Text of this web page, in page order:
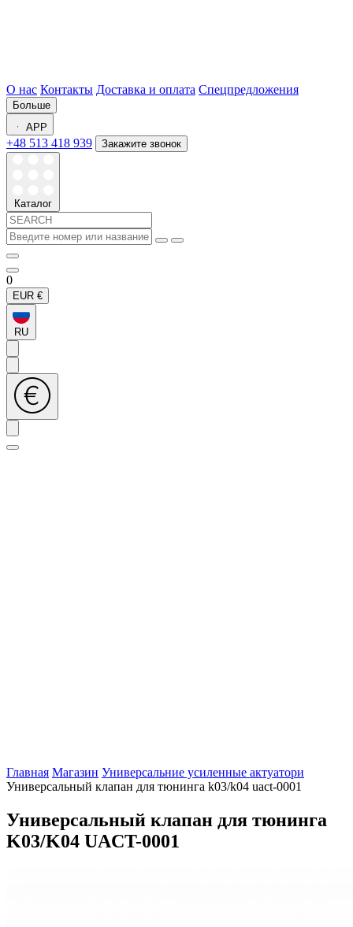
О нас Контакты Доставка и оплата Спецпредложения
Больше
APP
+48 513 418 939 Закажите звонок
Каталог
0
EUR €
RU
Главная Магазин Универсальние усиленные актуатори
Универсальный клапан для тюнинга k03/k04 uact-0001
Универсальный клапан для тюнинга
K03/K04 UACT-0001